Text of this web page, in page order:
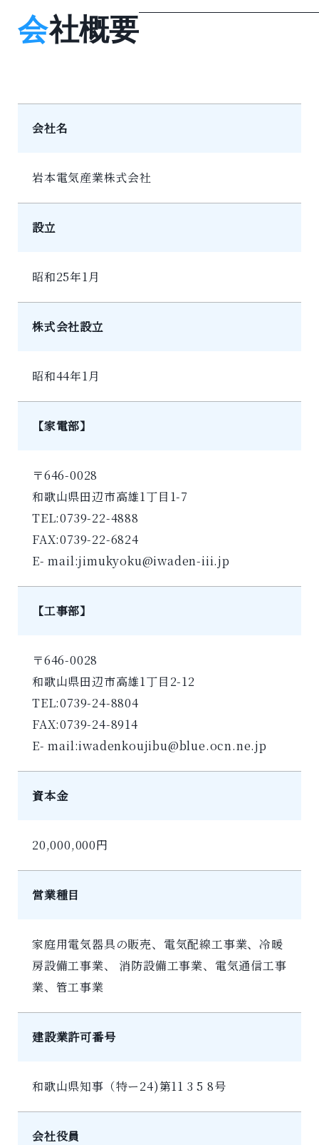
会社概要
会社名
岩本電気産業株式会社
設立
昭和25年1月
株式会社設立
昭和44年1月
【家電部】
〒646-0028
和歌山県田辺市高雄1丁目1-7
TEL:0739-22-4888
FAX:0739-22-6824
E- mail:jimukyoku@iwaden-iii.jp
【工事部】
〒646-0028
和歌山県田辺市高雄1丁目2-12
TEL:0739-24-8804
FAX:0739-24-8914
E- mail:iwadenkoujibu@blue.ocn.ne.jp
資本金
20,000,000円
営業種目
家庭用電気器具の販売、電気配線工事業、冷暖
房設備工事業、 消防設備工事業、電気通信工事
業、管工事業
建設業許可番号
和歌山県知事（特ー24)第11 3 5 8号
会社役員